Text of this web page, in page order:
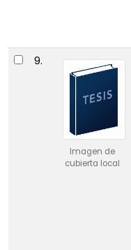
9.
Imagen de
cubierta local